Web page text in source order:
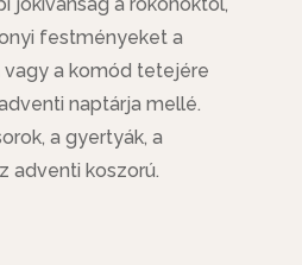
festményeket a
vagy a komód tetejére
naptárja mellé.
a gyertyák, a
adventi koszorú.